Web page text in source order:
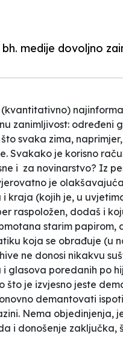
medije dovoljno
zanimljivost: određeni
svaka zima,
Svakako je korisno
i za novinarstvo? Iz
je
kraja (kojih je, u
raspoložen, dodaš i
starim papirom,
koja se obrađuje (u
ne donosi nikakvu
glasova poredanih po
što je izvjesno jeste
demantovati
Nema objedinjenja,
i donošenje zaključka,